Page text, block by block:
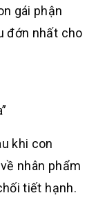
gái phận
đớn nhất cho
khi con
nhân phẩm
tiết hạnh.